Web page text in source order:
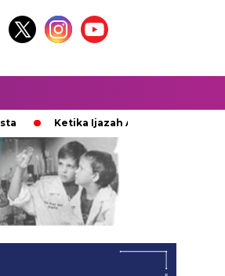
Ketika Ijazah Analog Diperdebatkan di